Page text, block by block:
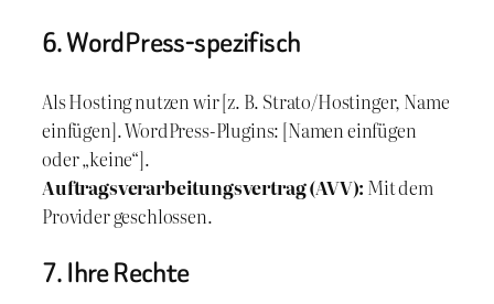
6. WordPress-spezifisch
Als Hosting nutzen wir [z. B. Strato/Hostinger, Name
einfügen]. WordPress-Plugins: [Namen einfügen
oder „keine“].
Auftragsverarbeitungsvertrag (AVV): Mit dem
Provider geschlossen.
7. Ihre Rechte